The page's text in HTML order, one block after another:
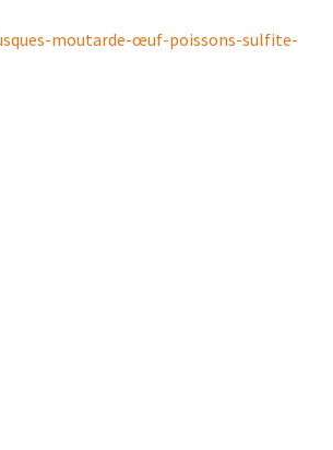
moutarde-œuf-poissons-sulfite-